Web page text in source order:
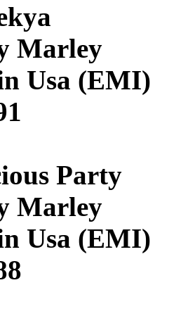
Marley
Usa (EMI)
Party
Marley
Usa (EMI)